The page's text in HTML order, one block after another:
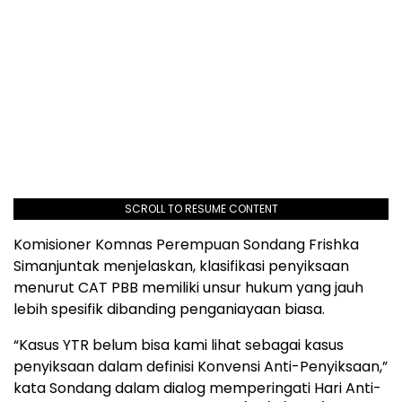
SCROLL TO RESUME CONTENT
Komisioner Komnas Perempuan Sondang Frishka
Simanjuntak menjelaskan, klasifikasi penyiksaan
menurut CAT PBB memiliki unsur hukum yang jauh
lebih spesifik dibanding penganiayaan biasa.
“Kasus YTR belum bisa kami lihat sebagai kasus
penyiksaan dalam definisi Konvensi Anti-Penyiksaan,”
kata Sondang dalam dialog memperingati Hari Anti-